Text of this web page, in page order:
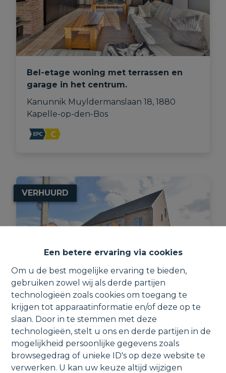
Een betere ervaring via cookies
Om u de best mogelijke ervaring te bieden,
gebruiken zowel wij als derde partijen
technologieën zoals cookies om toegang te
krijgen tot apparaatinformatie en/of deze op te
slaan. Door in te stemmen met deze
technologieën, stelt u ons en derde partijen in de
mogelijkheid persoonlijke gegevens zoals
browsegedrag of unieke ID's op deze website te
verwerken. U kan uw keuze altijd wijzigen
Bel-etage woning met terrassen en
garage in het centrum.
Kanunnik Muyldermanslaan 18, 1880
Kapelle-op-den-Bos
VERHUURD
Ruime woning met inrichtbare zolder,
garage, parking & tuin.
Bormstraat 45A, 1880 Kapelle-op-den-Bos